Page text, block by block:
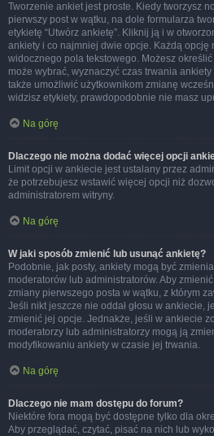
Tworzenie ankiet jest proste. Kiedy tworzysz
pierwszy post w wątku, na dole formularza
etykietę “Utwórz ankietę”. Kliknij ją i w
ankiety i co najmniej dwie opcje. Każdą opcję
widocznego pola tekstowego. Możesz
może wybrać, wyznaczyć czas trwania
także umożliwić użytkownikom zmianę
widzisz etykiety, prawdopodobnie nie masz
Na górę
Dlaczego nie można dodać więcej opcji
Limit opcji w ankiecie jest ustalany przez
że potrzebujesz wstawić więcej opcji niż
administratorem witryny.
Na górę
W jaki sposób zmienić lub usunąć ankietę?
Podobnie, jak posty, ankiety mogą być
moderatorów lub administratorów. Aby
zmiany pierwszego posta w wątku, z którym
Jeśli nikt jeszcze nie oddał głosu w ankiecie,
zmienić jej opcje. Jednakże, jeśli w ankiecie
moderatorzy lub administratorzy mogą ją
modyfikowaniu ankiety w czasie jej trwania.
Na górę
Dlaczego nie mam dostępu do forum?
Niektóre fora mogą być dostępne tylko dla
Aby przeglądać, czytać, pisać na nich lub